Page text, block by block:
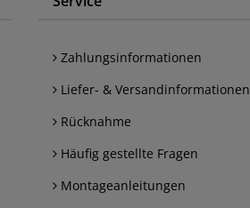
Zahlungsinformationen
Liefer- & Versandinformationen
Rücknahme
Häufig gestellte Fragen
Montageanleitungen